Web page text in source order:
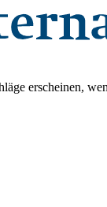
erscheinen,